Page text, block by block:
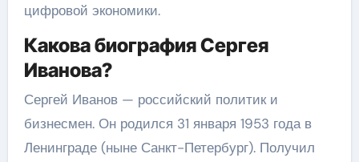
цифровой экономики.
Какова биография Сергея
Иванова?
Сергей Иванов — российский политик и
бизнесмен. Он родился 31 января 1953 года в
Ленинграде (ныне Санкт-Петербург). Получил